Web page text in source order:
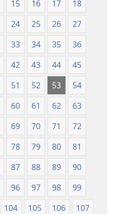
Tún
Ṣe
Lọ́dún
2018)
Tún
Ṣe
Lọ́dún
2018)
15 16 17
18
24 25 26
27
33 34 35
36
42 43 44
45
51 52 53
54
60 61 62
63
69 70 71
72
78 79 80
81
87 88 89
90
96 97 98
99
104 105 106
107